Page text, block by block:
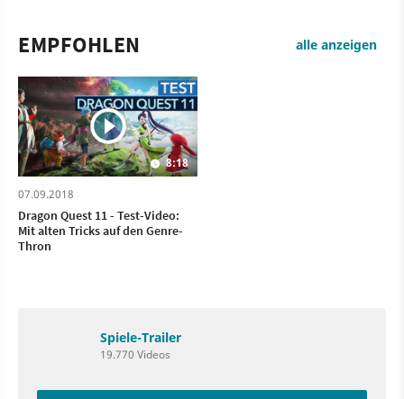
EMPFOHLEN alle anzeigen
8:18
07.09.2018
Dragon Quest 11 - Test-Video:
Mit alten Tricks auf den Genre-
Thron
Spiele-Trailer
19.770 Videos